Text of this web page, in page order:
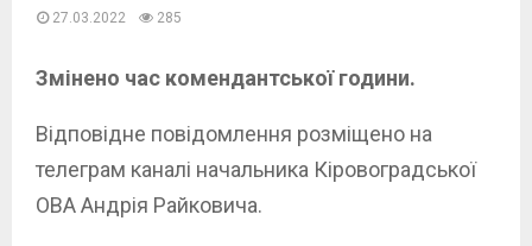
27.03.2022 285
Змінено час комендантської години.
Відповідне повідомлення розміщено на
телеграм каналі начальника Кіровоградської
ОВА Андрія Райковича.